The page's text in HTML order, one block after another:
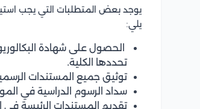
يوجد بعض المتطلبات التي يجب
يلي:
الحصول على شهادة
تحددها الكلية.
توثيق جميع المستندات
سداد الرسوم الدراسية في
تقديم المستندات الرئيسة